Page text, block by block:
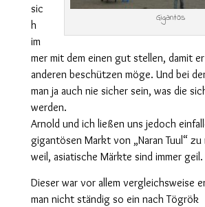
Gigantös
sic
h
im
mer mit dem einen gut stellen, damit
anderen beschützen möge. Und bei
man ja auch nie sicher sein, was die
werden.
Arnold und ich ließen uns jedoch
gigantösen Markt von „Naran Tuul“ zu
weil, asiatische Märkte sind immer geil.
Dieser war vor allem vergleichsweise
man nicht ständig so ein nach Tögrök